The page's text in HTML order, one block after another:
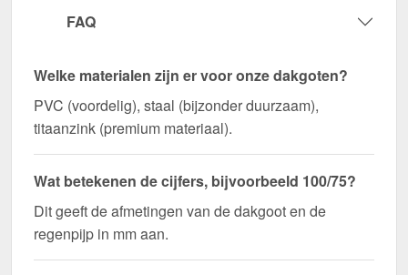
Ideaal voor de volgende toepassingen:
bescherming voor gevels & buitenzones.
Garages & Carports– Voorkomt vochtschade
en ophoping van water.
Tuinhuisjes & schuurtjes– Betrouwbare
waterafvoer voor kleinere daken.
Commerciële & industriële gebouwen– Afvoer
met hoge prestaties voor grote dakoppervlakken.
Stallen & agrarische gebouwen
stallen en hallen tegen ophoping van water.
FAQ
Welke materialen zijn er voor onze dakgoten?
PVC (voordelig), staal (bijzonder duurzaam),
titaanzink (premium materiaal).
Wat betekenen de cijfers, bijvoorbeeld 100/75?
Dit geeft de afmetingen van de dakgoot en de
regenpijp in mm aan.